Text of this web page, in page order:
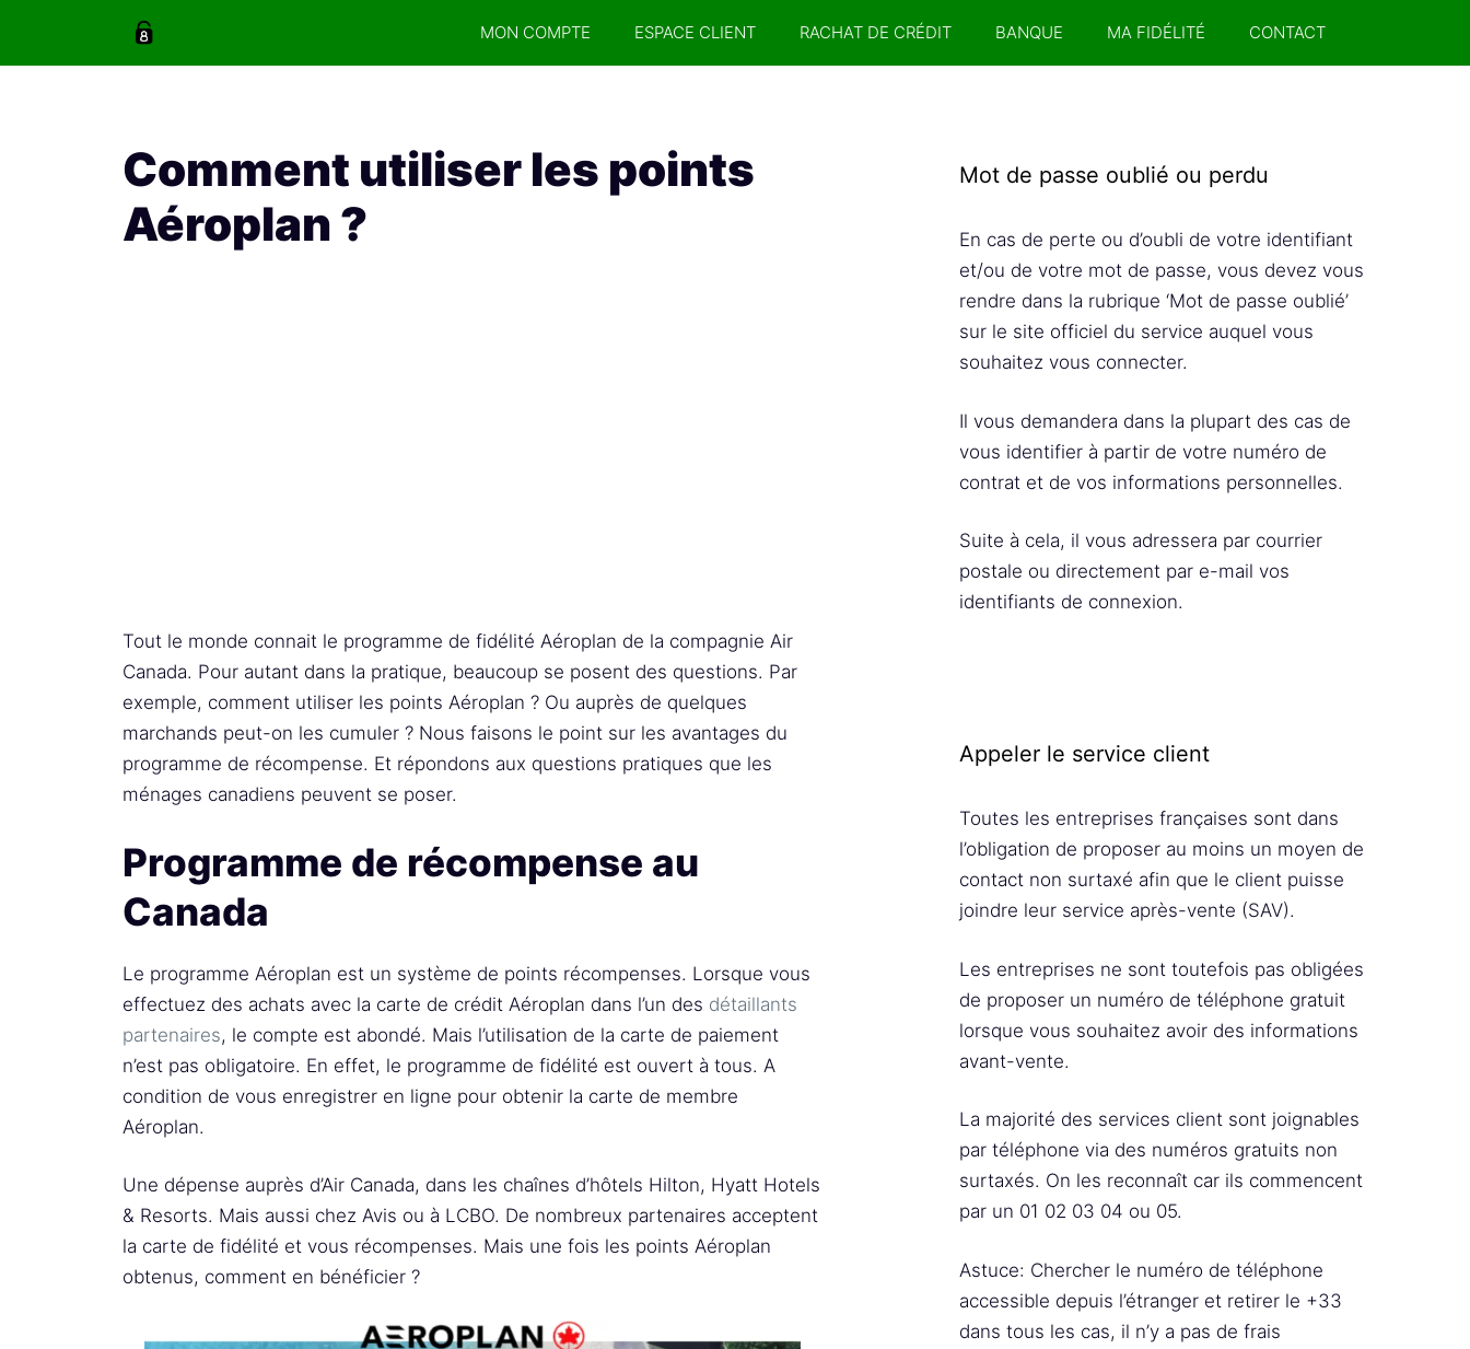
MON COMPTE ESPACE CLIENT RACHAT DE CRÉDIT BANQUE MA FIDÉLITÉ CONTACT
Comment utiliser les points
Aéroplan ?
Tout le monde connait le programme de fidélité Aéroplan de la compagnie Air
Canada. Pour autant dans la pratique, beaucoup se posent des questions. Par
exemple, comment utiliser les points Aéroplan ? Ou auprès de quelques
marchands peut-on les cumuler ? Nous faisons le point sur les avantages du
programme de récompense. Et répondons aux questions pratiques que les
ménages canadiens peuvent se poser.
Programme de récompense au
Canada
Le programme Aéroplan est un système de points récompenses. Lorsque vous
effectuez des achats avec la carte de crédit Aéroplan dans l’un des détaillants
partenaires, le compte est abondé. Mais l’utilisation de la carte de paiement
n’est pas obligatoire. En effet, le programme de fidélité est ouvert à tous. A
condition de vous enregistrer en ligne pour obtenir la carte de membre
Aéroplan.
Une dépense auprès d’Air Canada, dans les chaînes d’hôtels Hilton, Hyatt Hotels
& Resorts. Mais aussi chez Avis ou à LCBO. De nombreux partenaires acceptent
la carte de fidélité et vous récompenses. Mais une fois les points Aéroplan
obtenus, comment en bénéficier ?
Mot de passe oublié ou perdu
En cas de perte ou d’oubli de votre identifiant
et/ou de votre mot de passe, vous devez vous
rendre dans la rubrique ‘Mot de passe oublié’
sur le site officiel du service auquel vous
souhaitez vous connecter.
Il vous demandera dans la plupart des cas de
vous identifier à partir de votre numéro de
contrat et de vos informations personnelles.
Suite à cela, il vous adressera par courrier
postale ou directement par e-mail vos
identifiants de connexion.
Appeler le service client
Toutes les entreprises françaises sont dans
l’obligation de proposer au moins un moyen de
contact non surtaxé afin que le client puisse
joindre leur service après-vente (SAV).
Les entreprises ne sont toutefois pas obligées
de proposer un numéro de téléphone gratuit
lorsque vous souhaitez avoir des informations
avant-vente.
La majorité des services client sont joignables
par téléphone via des numéros gratuits non
surtaxés. On les reconnaît car ils commencent
par un 01 02 03 04 ou 05.
Astuce: Chercher le numéro de téléphone
accessible depuis l’étranger et retirer le +33
dans tous les cas, il n’y a pas de frais